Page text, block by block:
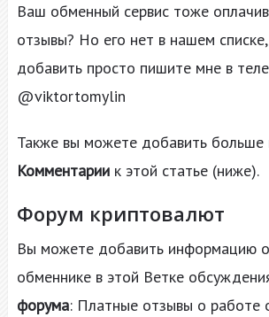
Ваш обменный сервис тоже
отзывы? Но его нет в нашем
добавить просто пишите мне в
@viktortomylin
Также вы можете добавить
Комментарии к этой статье (ниже).
Форум криптовалют
Вы можете добавить информацию
обменнике в этой Ветке
форума: Платные отзывы о работе